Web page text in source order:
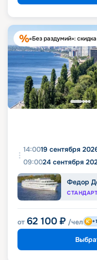
«Без раздумий»:
14:0019 сентября
09:0024 сентября
Федор
от 62 100 ₽ /чел